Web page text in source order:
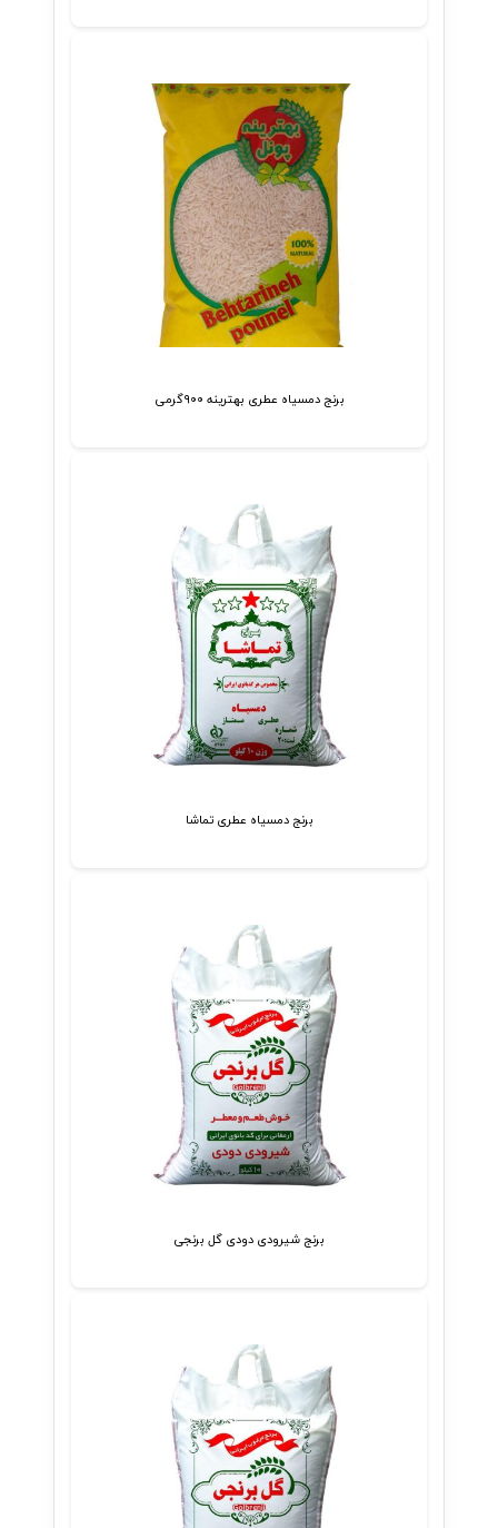
برنج دمسیاه عطری بهترینه ۹۰۰گرمی
برنج دمسیاه عطری تماشا
برنج شیرودی دودی گل برنجی